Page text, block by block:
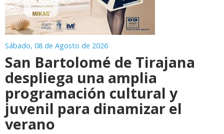
Sábado, 08 de Agosto de 2026
San Bartolomé de Tirajana
despliega una amplia
programación cultural y
juvenil para dinamizar el
verano